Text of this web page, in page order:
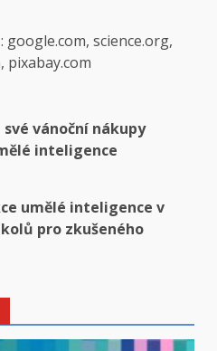
science.org,
pixabay.com
vánoční nákupy
inteligence
umělé inteligence v
pro zkušeného